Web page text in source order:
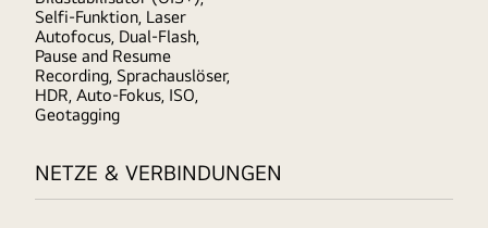
Selfi-Funktion, Laser
Autofocus, Dual-Flash,
Pause and Resume
Recording, Sprachauslöser,
HDR, Auto-Fokus, ISO,
Geotagging
NETZE & VERBINDUNGEN